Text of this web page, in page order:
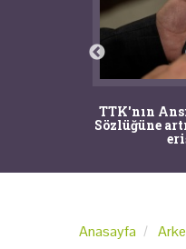
TTK'nın
Sözlüğüne
Anasayfa